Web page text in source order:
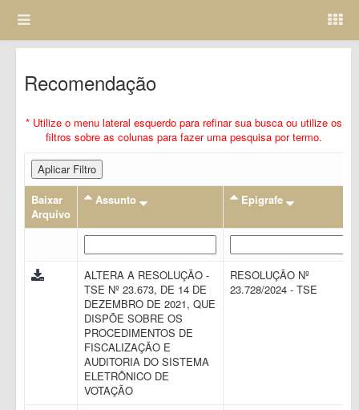
Recomendação
* Utilize o menu lateral esquerdo para refinar sua busca ou utilize os
filtros sobre as colunas para fazer uma pesquisa por termo.
Aplicar Filtro
Baixar
Arquivo
Assunto Epigrafe
ALTERA A RESOLUÇÃO -
TSE Nº 23.673, DE 14 DE
DEZEMBRO DE 2021, QUE
DISPÕE SOBRE OS
PROCEDIMENTOS DE
FISCALIZAÇÃO E
AUDITORIA DO SISTEMA
ELETRÔNICO DE
VOTAÇÃO
RESOLUÇÃO Nº
23.728/2024 - TSE